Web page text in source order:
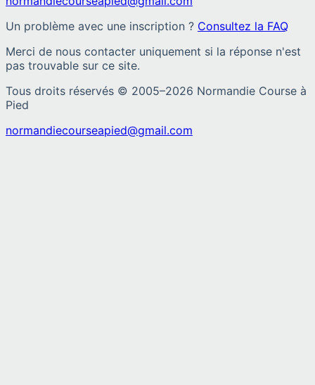
Un problème avec une inscription ? Consultez la FAQ
Merci de nous contacter uniquement si la réponse n'est
pas trouvable sur ce site.
Tous droits réservés © 2005–2026 Normandie Course à
Pied
normandiecourseapied@gmail.com